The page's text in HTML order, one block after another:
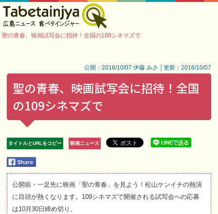
聖の青春、映画試写会に招待！全国の109シネマズで
公開：2016/10/07 伊藤 みさ │更新：2016/10/07
聖の青春、映画試写会に招待！全国
の109シネマズで
タイトルとURLをコピー 映画ニュース
公開前・一足先に映画「聖の青春」を見よう！松山ケンイチの熱演
に目頭が熱くなります。109シネマズで開催される試写会への応募
は10月30日締め切り。